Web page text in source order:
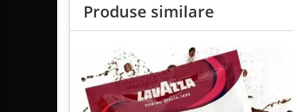
Produse similare